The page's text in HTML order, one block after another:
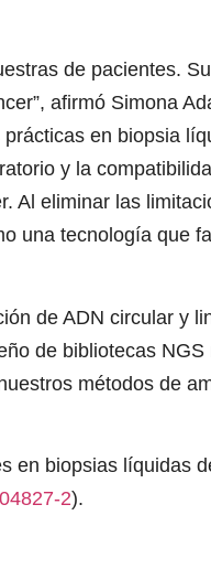
de pacientes.
afirmó Simona
en biopsia
y la
Al eliminar las
una tecnología que
de ADN circular y
de bibliotecas
métodos de
en biopsias líquidas
2).